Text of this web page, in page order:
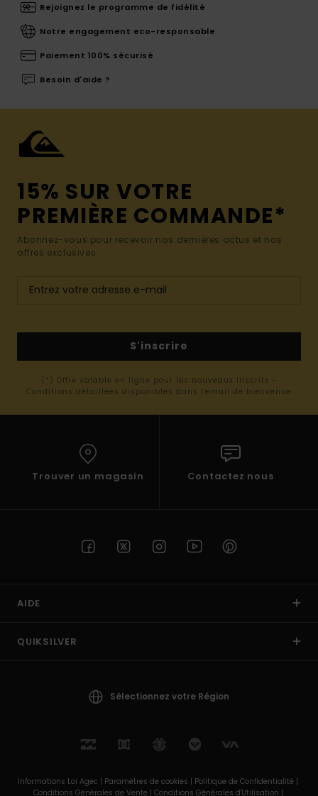
Rejoignez le programme de fidélité
Notre engagement eco-responsable
Paiement 100% sécurisé
Besoin d'aide ?
15% SUR VOTRE
PREMIÈRE COMMANDE*
Abonnez-vous pour recevoir nos dernières actus et nos
offres exclusives.
S'inscrire
(*) Offre valable en ligne pour les nouveaux inscrits -
Conditions détaillées disponibles dans l'email de bienvenue
Trouver un magasin Contactez nous
AIDE
QUIKSILVER
Sélectionnez votre Région
Informations Loi Agec | Paramètres de cookies | Politique de Confidentialité |
Conditions Générales de Vente | Conditions Générales d'Utilisation |